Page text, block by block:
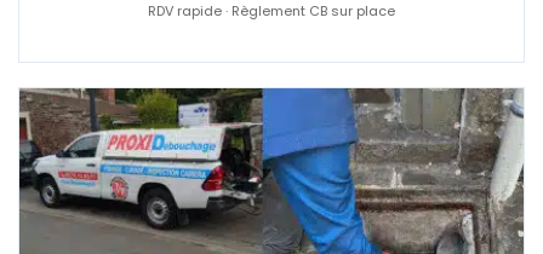
RDV rapide · Règlement CB sur place